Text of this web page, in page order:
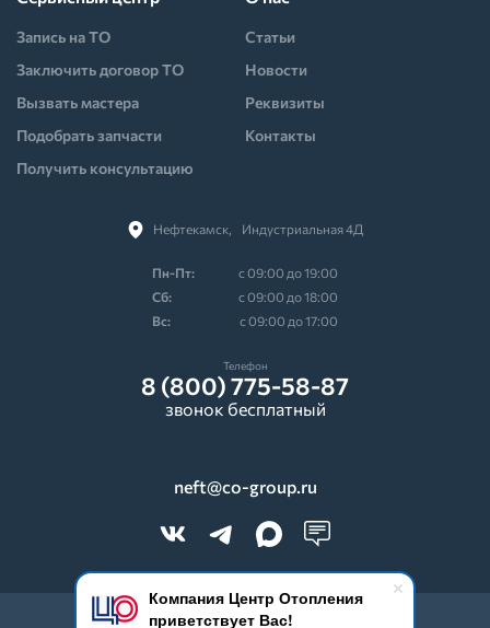
Нефтекамск,⠀Индустриальная 4Д
Пн-Пт:
с 09:00 до 19:00
Cб:
с 09:00 до 18:00
Вс:
с 09:00 до 17:00
Запись на ТО
Заключить договор ТО
Вызвать мастера
Подобрать запчасти
Получить консультацию
Статьи
Новости
Реквизиты
Контакты
Телефон
8 (800) 775-58-87
звонок бесплатный
neft@co-group.ru
Компания Центр Отопления
приветствует Вас!